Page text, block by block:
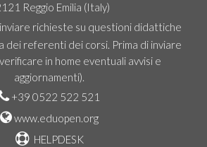
Reggio Emilia (Italy)
richieste su questioni didattiche
dei referenti dei corsi. Prima di inviare
in home eventuali avvisi e
aggiornamenti).
+39 0522 522 521
www.eduopen.org
HELPDESK